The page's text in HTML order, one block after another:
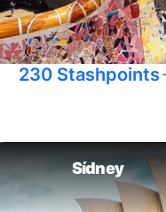
230 Stashpoints
Sídney